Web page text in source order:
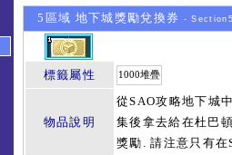
5區域 地下城獎勵兌換券 -
標籤屬性 1000堆疊
物品說明
從SAO攻略地下城
集後拿去給在杜巴
獎勵. 請注意只有